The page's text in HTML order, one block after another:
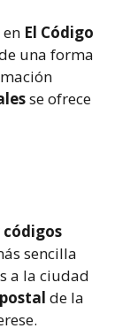
El Código
una forma
se ofrece
códigos
sencilla
a la ciudad
de la